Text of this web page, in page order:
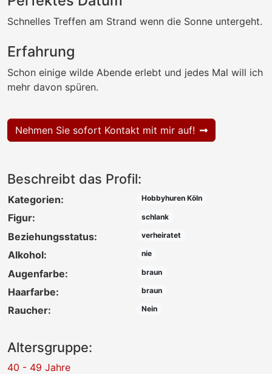
Schnelles Treffen am Strand wenn die Sonne untergeht.
Erfahrung
Schon einige wilde Abende erlebt und jedes Mal will ich
mehr davon spüren.
Nehmen Sie sofort Kontakt mit mir auf!
Beschreibt das Profil:
Kategorien: Hobbyhuren Köln
Figur: schlank
Beziehungsstatus: verheiratet
Alkohol: nie
Augenfarbe: braun
Haarfarbe: braun
Raucher: Nein
Altersgruppe:
40 - 49 Jahre